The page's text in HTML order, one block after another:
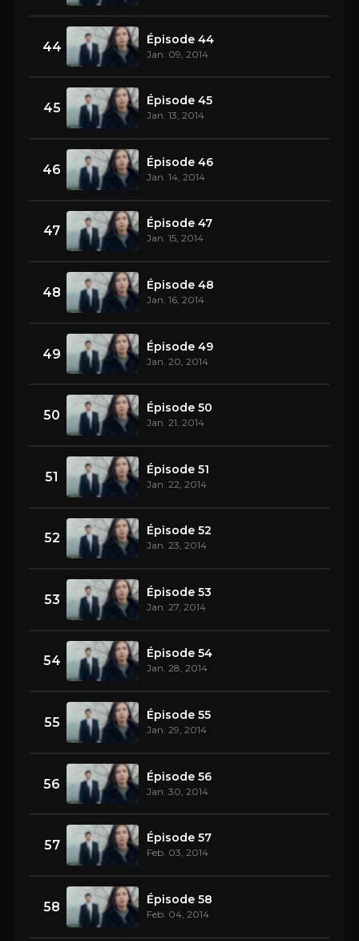
44 Épisode 44
Jan. 09, 2014
45 Épisode 45
Jan. 13, 2014
46 Épisode 46
Jan. 14, 2014
47 Épisode 47
Jan. 15, 2014
48 Épisode 48
Jan. 16, 2014
49 Épisode 49
Jan. 20, 2014
50 Épisode 50
Jan. 21, 2014
51 Épisode 51
Jan. 22, 2014
52 Épisode 52
Jan. 23, 2014
53 Épisode 53
Jan. 27, 2014
54 Épisode 54
Jan. 28, 2014
55 Épisode 55
Jan. 29, 2014
56 Épisode 56
Jan. 30, 2014
57 Épisode 57
Feb. 03, 2014
58 Épisode 58
Feb. 04, 2014